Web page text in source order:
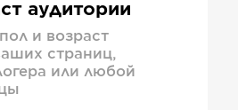
аудитории
и возраст
страниц,
или любой